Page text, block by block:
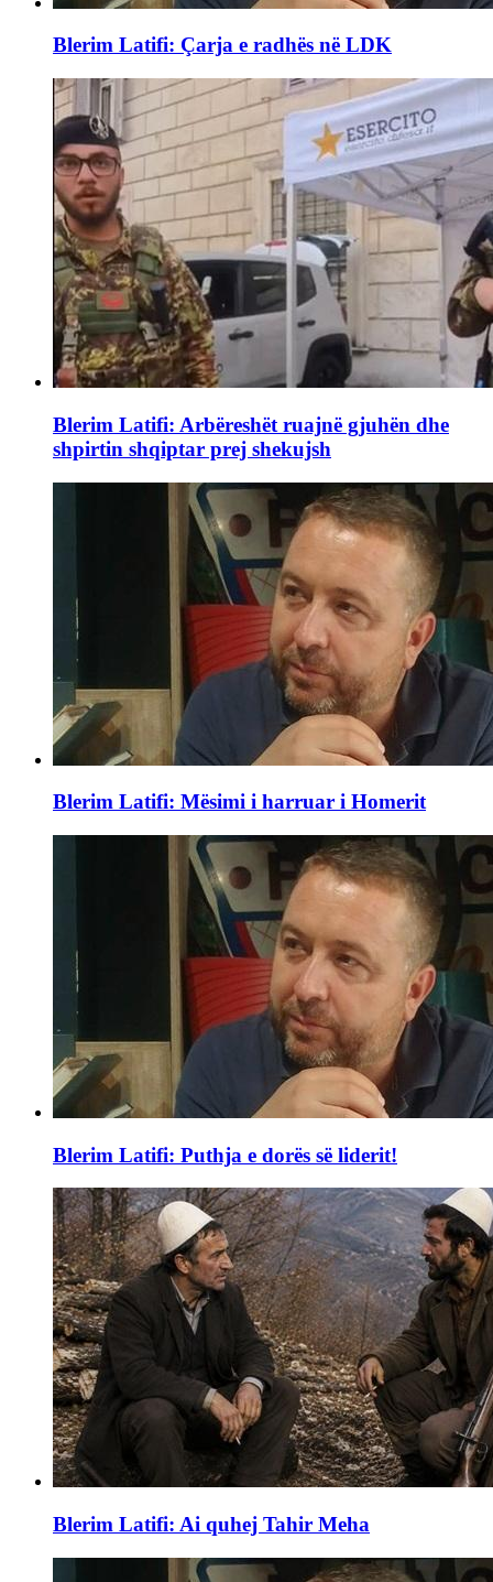
Blerim Latifi: Çarja e radhës në LDK
Blerim Latifi: Arbëreshët ruajnë gjuhën dhe
shpirtin shqiptar prej shekujsh
Blerim Latifi: Mësimi i harruar i Homerit
Blerim Latifi: Puthja e dorës së liderit!
Blerim Latifi: Ai quhej Tahir Meha